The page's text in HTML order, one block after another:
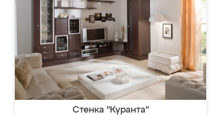
Стенка "Куранта"